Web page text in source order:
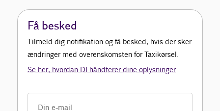
Få besked
Tilmeld dig notifikation og få besked, hvis der sker
ændringer med overenskomsten for Taxikørsel.
Se her, hvordan DI håndterer dine oplysninger